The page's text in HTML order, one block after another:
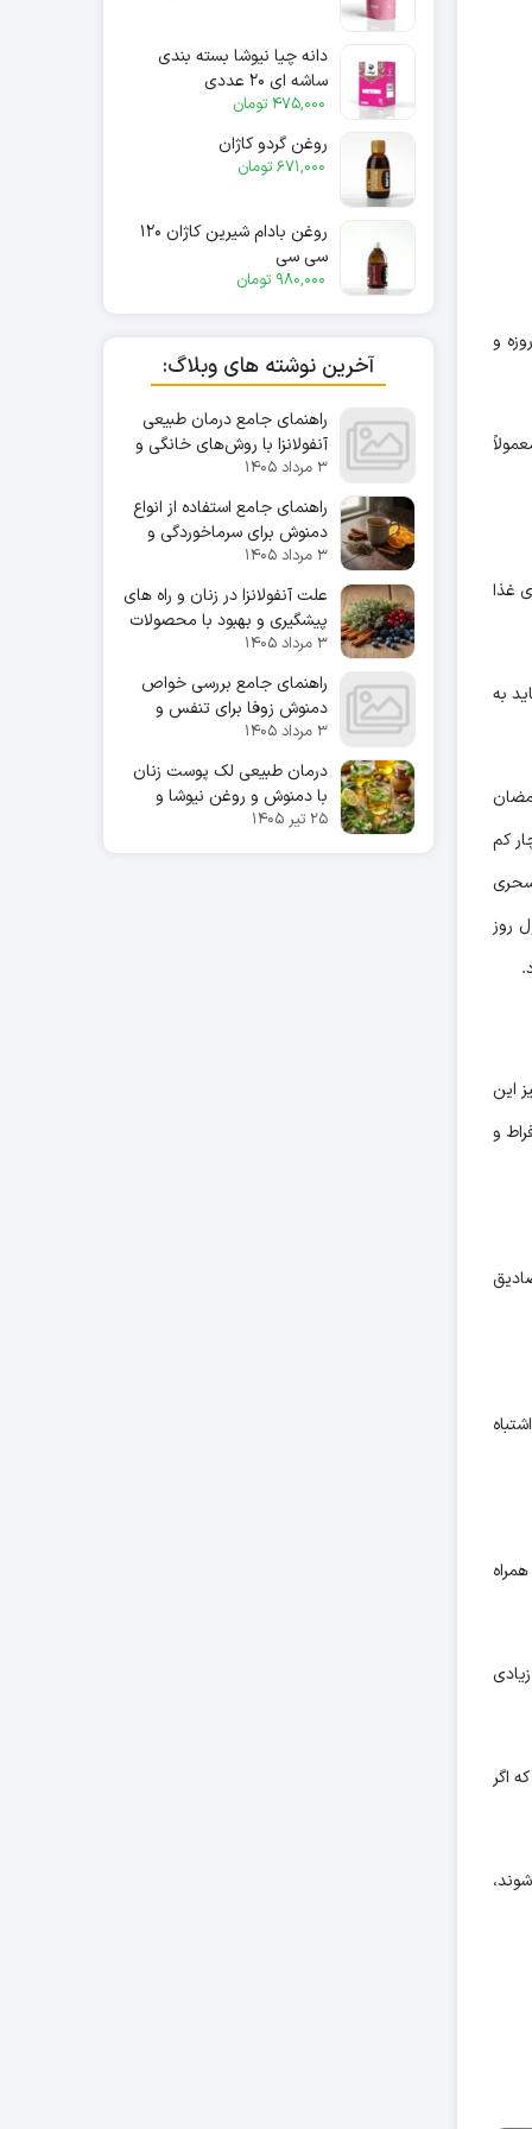
و
غذا
به
کم
و دیگر برای سحری
روز
این
و
اگر
دانه چیا نیوشا بسته بندی
ساشه ای ۲۰ عددی
475,000 تومان
روغن گردو کاژان
671,000 تومان
روغن بادام شیرین کاژان ۱۲۰
سی سی
980,000 تومان
آخرین نوشته های وبلاگ:
راهنمای جامع درمان طبیعی
آنفولانزا با روش‌های خانگی و
دمنوش‌های گیاهی
۳ مرداد ۱۴۰۵
راهنمای جامع استفاده از انواع
دمنوش برای سرماخوردگی و
تقویت سیستم ایمنی
۳ مرداد ۱۴۰۵
علت آنفولانزا در زنان و راه های
پیشگیری و بهبود با محصولات
طبیعی
۳ مرداد ۱۴۰۵
راهنمای جامع بررسی خواص
دمنوش زوفا برای تنفس و
سلامتی ریه
۳ مرداد ۱۴۰۵
درمان طبیعی لک پوست زنان
با دمنوش و روغن نیوشا و
کاژان؛ راهنمای کاربردی و علمی
۲۵ تیر ۱۴۰۵